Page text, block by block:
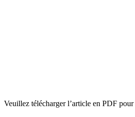
Veuillez télécharger l’article en PDF